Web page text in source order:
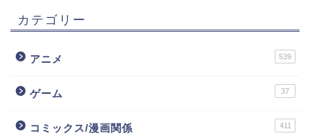
カテゴリー
アニメ 539
ゲーム 37
コミックス/漫画関係 411